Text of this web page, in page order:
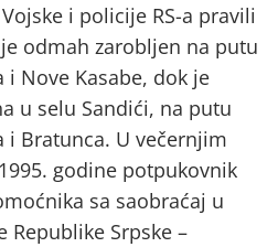
i policije RS-a pravili
odmah zarobljen na putu
Nove Kasabe, dok je
u selu Sandići, na putu
i Bratunca. U večernjim
godine potpukovnik
sa saobraćaj u
Republike Srpske –